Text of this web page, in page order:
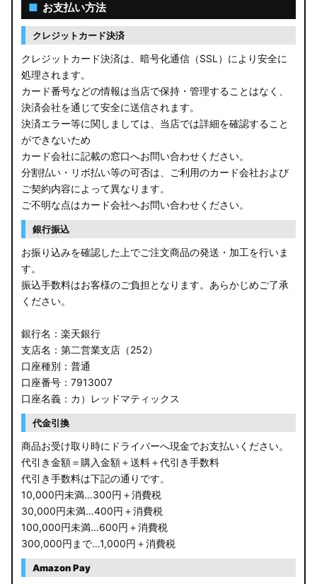
■ お支払い方法
クレジットカード決済
クレジットカード決済は、暗号化通信（SSL）により安全に
処理されます。
カード番号などの情報は当店で保持・管理することはなく、
決済会社を通じて安全に送信されます。
決済エラー等に関しましては、当店では詳細を確認すること
ができないため
カード会社に記載の窓口へお問い合わせください。
分割払い・リボ払い等の可否は、ご利用のカード会社および
ご契約内容によって異なります。
ご不明な点はカード会社へお問い合わせください。
銀行振込
お振り込みを確認した上でご注文商品の発送・加工を行いま
す。
振込手数料はお客様のご負担となります。あらかじめご了承
ください。
銀行名：楽天銀行
支店名：第二営業支店（252）
口座種別：普通
口座番号：7913007
口座名義：カ）レッドマティックス
代金引換
商品お受け取り時にドライバーへ現金でお支払いください。
代引き金額＝購入金額＋送料＋代引き手数料
代引き手数料は下記の通りです。
10,000円未満…300円＋消費税
30,000円未満…400円＋消費税
100,000円未満…600円＋消費税
300,000円まで…1,000円＋消費税
Amazon Pay